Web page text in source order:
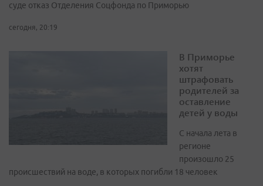
суде отказ Отделения Соцфонда по Приморью
сегодня, 20:19
В Приморье
хотят
штрафовать
родителей за
оставление
детей у воды
С начала лета в
регионе
произошло 25
происшествий на воде, в которых погибли 18 человек